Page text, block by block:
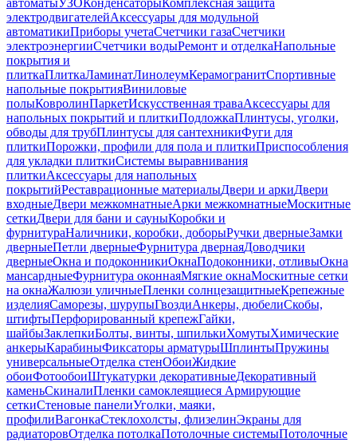
автоматыУЗОКонденсаторыКомплексная защита
электродвигателейАксессуары для модульной
автоматикиПриборы учетаСчетчики газаСчетчики
электроэнергииСчетчики водыРемонт и отделкаНапольные
покрытия и
плиткаПлиткаЛаминатЛинолеумКерамогранитСпортивные
напольные покрытияВиниловые
полыКовролинПаркетИскусственная траваАксессуары для
напольных покрытий и плиткиПодложкаПлинтусы, уголки,
обводы для трубПлинтусы для сантехникиФуги для
плиткиПорожки, профили для пола и плиткиПриспособления
для укладки плиткиСистемы выравнивания
плиткиАксессуары для напольных
покрытийРеставрационные материалыДвери и аркиДвери
входныеДвери межкомнатныеАрки межкомнатныеМоскитные
сеткиДвери для бани и сауныКоробки и
фурнитураНаличники, коробки, доборыРучки дверныеЗамки
дверныеПетли дверныеФурнитура двернаяДоводчики
дверныеОкна и подоконникиОкнаПодоконники, отливыОкна
мансардныеФурнитура оконнаяМягкие окнаМоскитные сетки
на окнаЖалюзи уличныеПленки солнцезащитныеКрепежные
изделияСаморезы, шурупыГвоздиАнкеры, дюбелиСкобы,
штифтыПерфорированный крепежГайки,
шайбыЗаклепкиБолты, винты, шпилькиХомутыХимические
анкерыКарабиныФиксаторы арматурыШплинтыПружины
универсальныеОтделка стенОбоиЖидкие
обоиФотообоиШтукатурки декоративныеДекоративный
каменьСкиналиПленки самоклеящиеся Армирующие
сеткиСтеновые панелиУголки, маяки,
профилиВагонкаСтеклохолсты, флизелинЭкраны для
радиаторовОтделка потолкаПотолочные системыПотолочные